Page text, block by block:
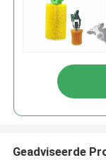
Geadviseerde